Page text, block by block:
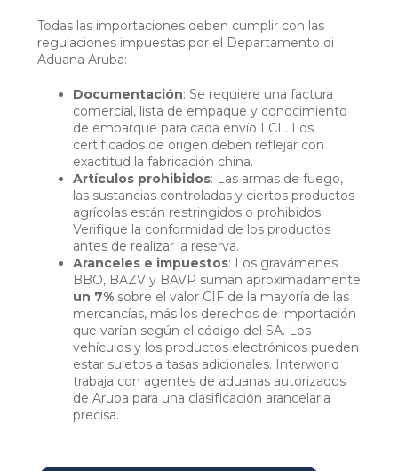
Todas las importaciones deben cumplir con las
regulaciones impuestas por el Departamento di
Aduana Aruba:
Documentación: Se requiere una factura
comercial, lista de empaque y conocimiento
de embarque para cada envío LCL. Los
certificados de origen deben reflejar con
exactitud la fabricación china.
Artículos prohibidos: Las armas de fuego,
las sustancias controladas y ciertos productos
agrícolas están restringidos o prohibidos.
Verifique la conformidad de los productos
antes de realizar la reserva.
Aranceles e impuestos: Los gravámenes
BBO, BAZV y BAVP suman aproximadamente
un 7% sobre el valor CIF de la mayoría de las
mercancías, más los derechos de importación
que varían según el código del SA. Los
vehículos y los productos electrónicos pueden
estar sujetos a tasas adicionales. Interworld
trabaja con agentes de aduanas autorizados
de Aruba para una clasificación arancelaria
precisa.